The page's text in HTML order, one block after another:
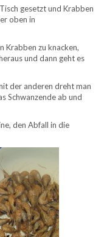
gesetzt und Krabben
oben in
Krabben zu knacken,
und dann geht es
der anderen dreht man
Schwanzende ab und
den Abfall in die